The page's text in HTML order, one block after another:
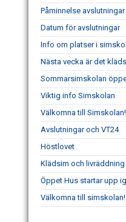
Påminnelse
Datum för avslutningar
Info om platser i
Nästa vecka är det
Sommarsimskolan
Viktig info Simskolan
Välkomna till Simskolan!
Avslutningar och VT24
Höstlovet
Klädsim och
Öppet Hus startar upp
Välkomna till simskolan!